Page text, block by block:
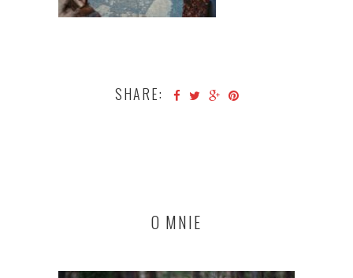
SHARE:
O MNIE